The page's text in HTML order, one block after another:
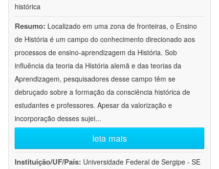
histórica
Resumo: Localizado em uma zona de fronteiras, o Ensino
de História é um campo do conhecimento direcionado aos
processos de ensino-aprendizagem da História. Sob
influência da teoria da História alemã e das teorias da
Aprendizagem, pesquisadores desse campo têm se
debruçado sobre a formação da consciência histórica de
estudantes e professores. Apesar da valorização e
incorporação desses sujei...
leia mais
Instituição/UF/País: Universidade Federal de Sergipe - SE